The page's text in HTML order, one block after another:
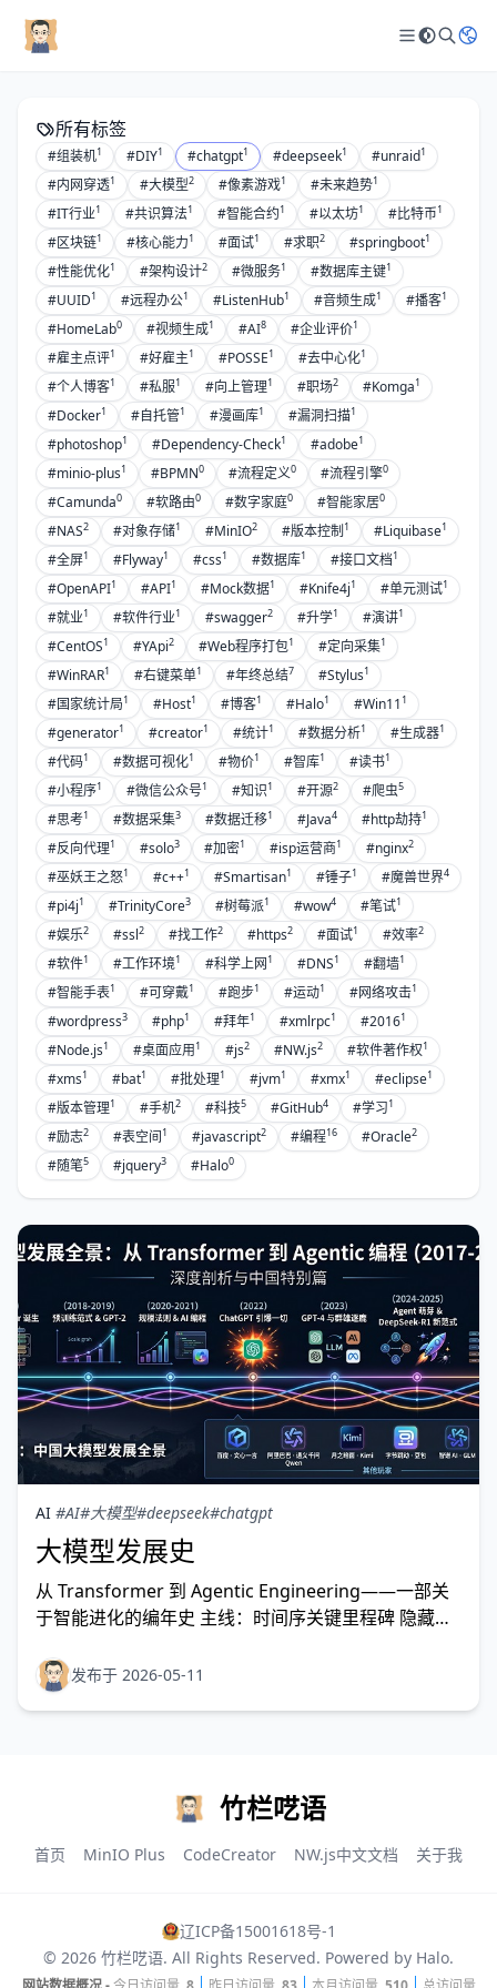
所有标签
#组装机1 #DIY1 #chatgpt1 #deepseek1 #unraid1
#内网穿透1 #大模型2 #像素游戏1 #未来趋势1
#IT行业1 #共识算法1 #智能合约1 #以太坊1 #比特币1
#区块链1 #核心能力1 #面试1 #求职2 #springboot1
#性能优化1 #架构设计2 #微服务1 #数据库主键1
#UUID1 #远程办公1 #ListenHub1 #音频生成1 #播客1
#HomeLab0 #视频生成1 #AI8 #企业评价1
#雇主点评1 #好雇主1 #POSSE1 #去中心化1
#个人博客1 #私服1 #向上管理1 #职场2 #Komga1
#Docker1 #自托管1 #漫画库1 #漏洞扫描1
#photoshop1 #Dependency-Check1 #adobe1
#minio-plus1 #BPMN0 #流程定义0 #流程引擎0
#Camunda0 #软路由0 #数字家庭0 #智能家居0
#NAS2 #对象存储1 #MinIO2 #版本控制1 #Liquibase1
#全屏1 #Flyway1 #css1 #数据库1 #接口文档1
#OpenAPI1 #API1 #Mock数据1 #Knife4j1 #单元测试1
#就业1 #软件行业1 #swagger2 #升学1 #演讲1
#CentOS1 #YApi2 #Web程序打包1 #定向采集1
#WinRAR1 #右键菜单1 #年终总结7 #Stylus1
#国家统计局1 #Host1 #博客1 #Halo1 #Win11 1
#generator1 #creator1 #统计1 #数据分析1 #生成器1
#代码1 #数据可视化1 #物价1 #智库1 #读书1
#小程序1 #微信公众号1 #知识1 #开源2 #爬虫5
#思考1 #数据采集3 #数据迁移1 #Java4 #http劫持1
#反向代理1 #solo3 #加密1 #isp运营商1 #nginx2
#巫妖王之怒1 #c++1 #Smartisan1 #锤子1 #魔兽世界4
#pi4j1 #TrinityCore3 #树莓派1 #wow4 #笔试1
#娱乐2 #ssl2 #找工作2 #https2 #面试1 #效率2
#软件1 #工作环境1 #科学上网1 #DNS1 #翻墙1
#智能手表1 #可穿戴1 #跑步1 #运动1 #网络攻击1
#wordpress3 #php1 #拜年1 #xmlrpc1 #20161
#Node.js1 #桌面应用1 #js2 #NW.js2 #软件著作权1
#xms1 #bat1 #批处理1 #jvm1 #xmx1 #eclipse1
#版本管理1 #手机2 #科技5 #GitHub4 #学习1
#励志2 #表空间1 #javascript2 #编程16 #Oracle2
#随笔5 #jquery3 #Halo0
AI #AI#大模型#deepseek#chatgpt
大模型发展史
从 Transformer 到 Agentic Engineering——一部关
于智能进化的编年史 主线：时间序关键里程碑 隐藏脉
节：中国大模型发展全景 参考来源：Wikipedia、学术
论文、Karpathy 演进框架、网络搜索 目录 脉络总
发布于 2026-05-11
竹栏呓语
首页 MinIO Plus CodeCreator NW.js中文文档 关于我
辽ICP备15001618号-1
© 2026 竹栏呓语. All Rights Reserved. Powered by Halo.